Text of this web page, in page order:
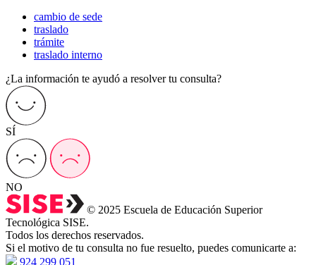
cambio de sede
traslado
trámite
traslado interno
¿La información te ayudó a resolver tu consulta?
SÍ
NO
© 2025 Escuela de Educación Superior
Tecnológica SISE.
Todos los derechos reservados.
Si el motivo de tu consulta no fue resuelto, puedes comunicarte a:
924 299 051